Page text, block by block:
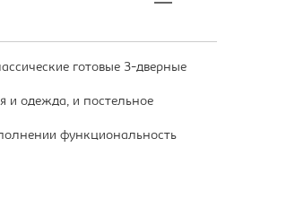
готовые 3-дверные
и одежда, и постельное
функциональность